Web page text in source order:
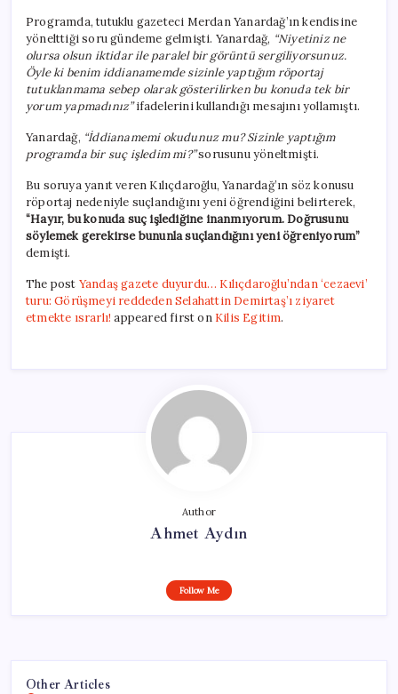
Programda, tutuklu gazeteci Merdan Yanardağ’ın kendisine
yönelttiği soru gündeme gelmişti. Yanardağ, “Niyetiniz ne
olursa olsun iktidar ile paralel bir görüntü sergiliyorsunuz.
Öyle ki benim iddianamemde sizinle yaptığım röportaj
tutuklanmama sebep olarak gösterilirken bu konuda tek bir
yorum yapmadınız”ifadelerini kullandığı mesajını yollamıştı.
Yanardağ, “İddianamemi okudunuz mu? Sizinle yaptığım
programda bir suç işledim mi?”sorusunu yöneltmişti.
Bu soruya yanıt veren Kılıçdaroğlu, Yanardağ’ın söz konusu
röportaj nedeniyle suçlandığını yeni öğrendiğini belirterek,
“Hayır, bu konuda suç işlediğine inanmıyorum. Doğrusunu
söylemek gerekirse bununla suçlandığını yeni öğreniyorum”
demişti.
The post Yandaş gazete duyurdu… Kılıçdaroğlu’ndan ‘cezaevi’
turu: Görüşmeyi reddeden Selahattin Demirtaş’ı ziyaret
etmekte ısrarlı! appeared first on Kilis Egitim.
Author
Ahmet Aydın
Follow Me
Other Articles